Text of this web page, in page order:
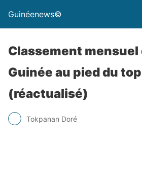
Guinéenews©
Classement mensuel
Guinée au pied du
(réactualisé)
Tokpanan Doré